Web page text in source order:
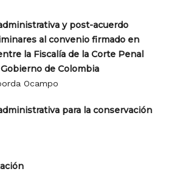
y post-acuerdo
al convenio firmado en
la Fiscalía de la Corte Penal
de Colombia
Ocampo
para la conservación